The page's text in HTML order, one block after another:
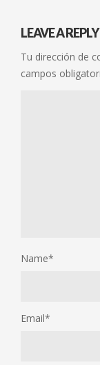
LEAVE A REPLY
Tu dirección de
campos
Name*
Email*